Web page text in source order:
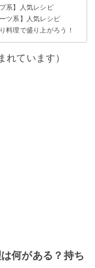
系】人気レシピ
プツ系】人気レシピ
料理で盛り上がろう！
れています）
何がある？持ち